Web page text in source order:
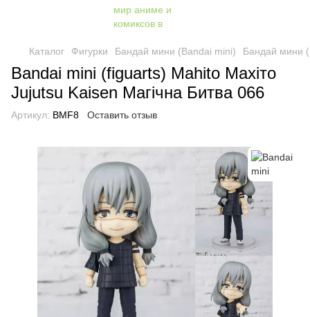
Каталог Фигурки Бандай мини (Bandai mini) Бандай мини
Bandai mini (figuarts) Mahito Махіто
Jujutsu Kaisen Магічна Битва 066
Артикул: BMF8 Оставить отзыв